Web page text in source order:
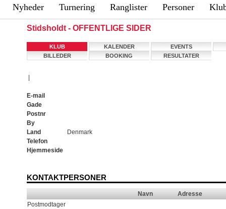
Nyheder Turnering Ranglister Personer
Stidsholdt - OFFENTLIGE SIDER
KLUB KALENDER
EVENTS
BILLEDER
BOOKING RESULTATER
E-mail
Gade
Postnr
By
Land
Denmark
Telefon
Hjemmeside
KONTAKTPERSONER
Navn
Adresse
Postmodtager